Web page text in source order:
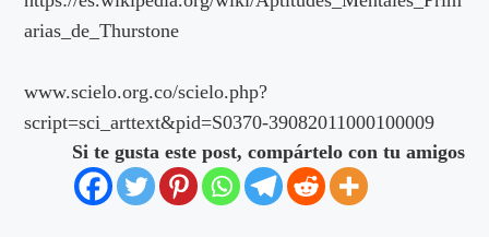
arias_de_Thurstone
www.scielo.org.co/scielo.php?
script=sci_arttext&pid=S0370-39082011000100009
Si te gusta este post, compártelo con tu amigos